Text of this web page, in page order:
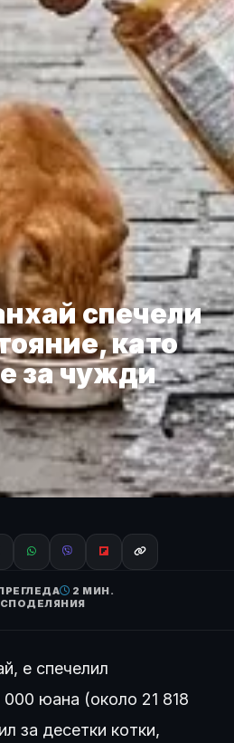
спечели
като
за чужди
2 МИН.
СПОДЕЛЯНИЯ
е спечелил
юана (около 21 818
за десетки котки,